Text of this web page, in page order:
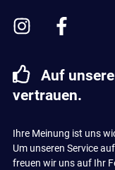
Auf
vertrauen.
Ihre Meinung ist uns
Um unseren Service
freuen wir uns auf Ihr